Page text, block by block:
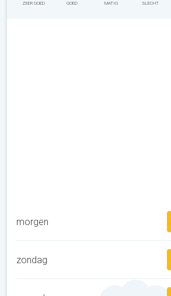
ZEER GOED GOED MATIG SLECHT
morgen
zondag